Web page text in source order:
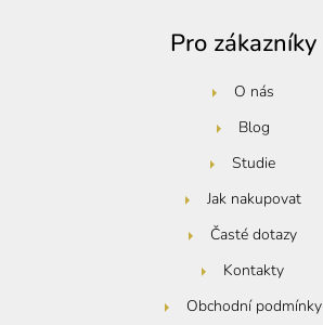
Pro zákazníky
O nás
Blog
Studie
Jak nakupovat
Časté dotazy
Kontakty
Obchodní podmínky